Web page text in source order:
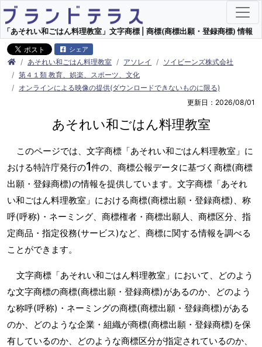
「あそれい和ごはん料理教室」文字商標 | 商標(商標出願・登録商標) 情報
シェア
あそれい和ごはん料理教室 アソレイ
ソイビーンズ株式会社
第４１類 教育、娯楽、スポーツ、文化
オンラインによる映像の提供(ダウンロードできないものに限る)
更新日：2026/08/01
あそれい和ごはん料理教室
このページでは、文字商標「あそれい和ごはん料理教室」に
おける特許庁発行の1件の、商標公報データに基づく商標(商標
出願・登録商標)の情報を提供しています。文字商標「あそれ
い和ごはん料理教室」における商標(商標出願・登録商標)、称
呼(呼称)・ネーミング、商標権者・商標出願人、商標区分、指
定商品・指定役務(サービス)など、商標に関する情報を調べる
ことができます。
文字商標「あそれい和ごはん料理教室」において、どのよう
な文字商標の商標(商標出願・登録商標)があるのか、どのよう
な称呼(呼称)・ネーミングの商標(商標出願・登録商標)がある
のか、どのような企業・組織が商標(商標出願・登録商標)を保
有しているのか、どのような商標区分が指定されているのか、